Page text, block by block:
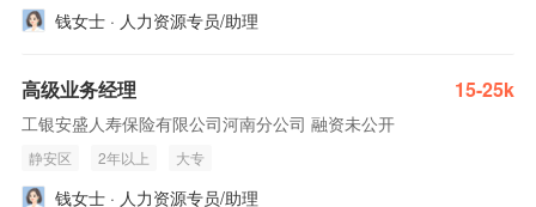
钱女士 · 人力资源专员/助理
高级业务经理 15-25k
工银安盛人寿保险有限公司河南分公司 融资未公开
静安区 2年以上 大专
钱女士 · 人力资源专员/助理